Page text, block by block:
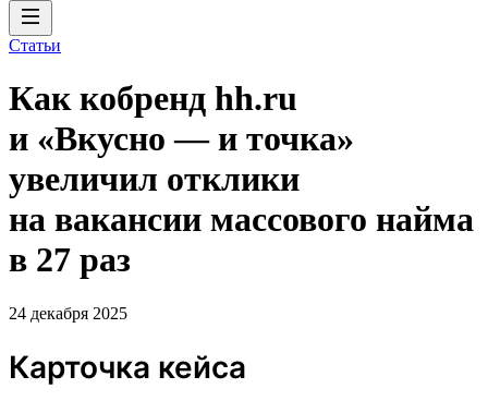
Статьи
Как кобренд hh.ru
и «Вкусно — и точка»
увеличил отклики
на вакансии массового найма
в 27 раз
24 декабря 2025
Карточка кейса